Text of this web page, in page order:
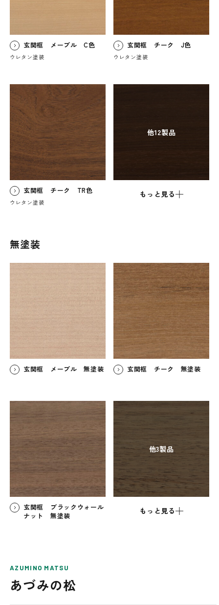
玄関框 メープル C色
ウレタン塗装
玄関框 チーク J色
ウレタン塗装
玄関框 チーク TR色
ウレタン塗装
他12製品
もっと見る
無塗装
玄関框 メープル 無塗装 玄関框 チーク 無塗装
玄関框 ブラックウォール
ナット 無塗装
他3製品
もっと見る
AZUMINO MATSU
あづみの松